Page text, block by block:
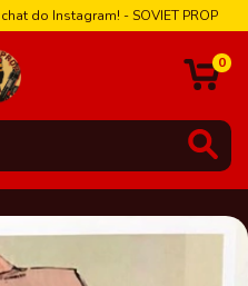
do Instagram! - SOVIET PROP
0